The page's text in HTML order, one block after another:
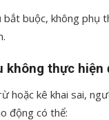
buộc, không phụ
không thực hiện
hoặc kê khai sai,
động có thể: